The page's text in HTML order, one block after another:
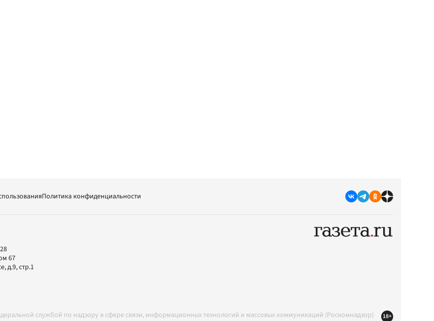
Политика конфиденциальности
67
д.9, стр.1
службой по надзору в сфере связи, информационных технологий и массовых коммуникаций (Роскомнадзор)
18+